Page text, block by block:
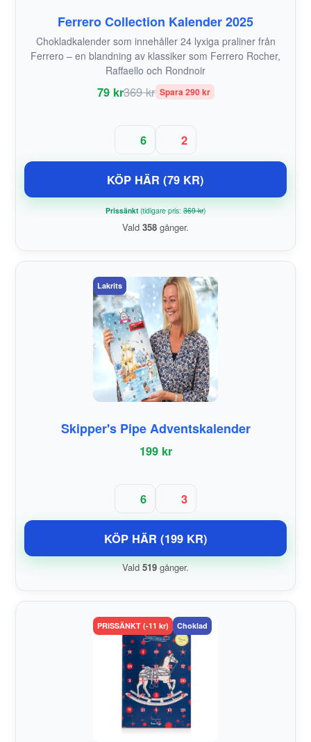
Ferrero Collection Kalender 2025
Chokladkalender som innehåller 24 lyxiga praliner från
Ferrero – en blandning av klassiker som Ferrero Rocher,
Raffaello och Rondnoir
79 kr369 kr Spara 290 kr
6 2
KÖP HÄR (79 KR)
Prissänkt(tidigare pris: 369 kr)
Vald 358 gånger.
Lakrits
Skipper's Pipe Adventskalender
199 kr
6 3
KÖP HÄR (199 KR)
Vald 519 gånger.
PRISSÄNKT (-11 kr) Choklad